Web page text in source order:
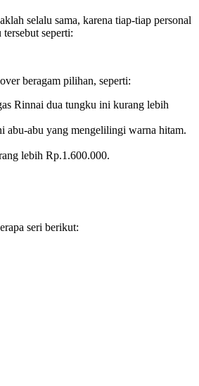
selalu sama, karena tiap-tiap personal
seperti:
beragam pilihan, seperti:
Rinnai dua tungku ini kurang lebih
abu-abu yang mengelilingi warna hitam.
lebih Rp.1.600.000.
seri berikut: